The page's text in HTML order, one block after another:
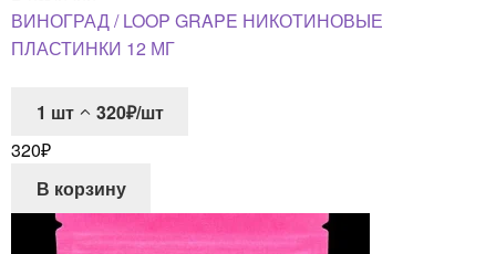
ВИНОГРАД / LOOP GRAPE НИКОТИНОВЫЕ
ПЛАСТИНКИ 12 МГ
1 шт
320₽/шт
320₽
В корзину